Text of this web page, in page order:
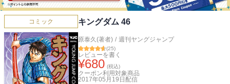
コミック キングダム 46
原泰久(著者) / 週刊ヤングジャンプ
(25)
レビューを書く
¥680 (税込)
クーポン利用対象商品
2017年05月19日 配信